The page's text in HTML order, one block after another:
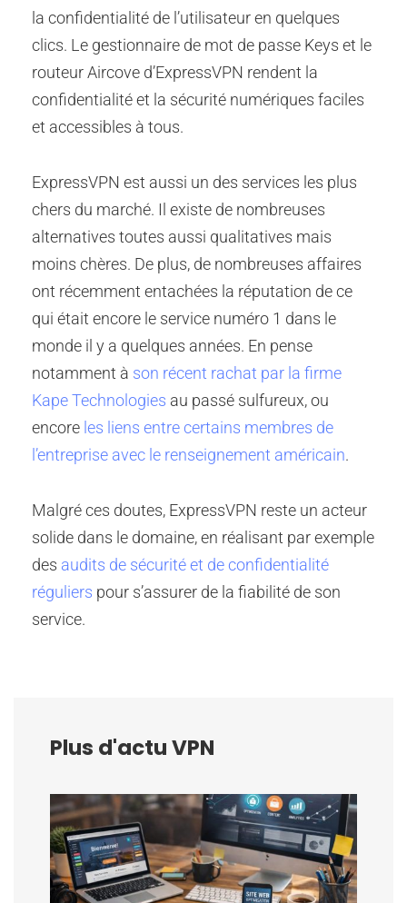
la confidentialité de l’utilisateur en quelques
clics. Le gestionnaire de mot de passe Keys et le
routeur Aircove d’ExpressVPN rendent la
confidentialité et la sécurité numériques faciles
et accessibles à tous.
ExpressVPN est aussi un des services les plus
chers du marché. Il existe de nombreuses
alternatives toutes aussi qualitatives mais
moins chères. De plus, de nombreuses affaires
ont récemment entachées la réputation de ce
qui était encore le service numéro 1 dans le
monde il y a quelques années. En pense
notamment à son récent rachat par la firme
Kape Technologies au passé sulfureux, ou
encore les liens entre certains membres de
l’entreprise avec le renseignement américain.
Malgré ces doutes, ExpressVPN reste un acteur
solide dans le domaine, en réalisant par exemple
des audits de sécurité et de confidentialité
réguliers pour s’assurer de la fiabilité de son
service.
Plus d'actu VPN